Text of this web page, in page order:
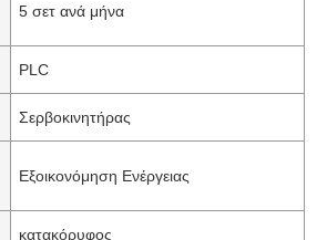
5 σετ ανά μήνα
PLC
Σερβοκινητήρας
Εξοικονόμηση Ενέργειας
κατακόρυφος